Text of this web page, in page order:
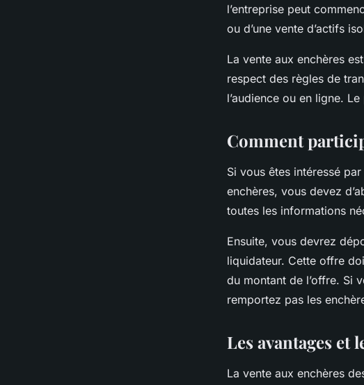
l’entreprise peut
ou d’une vente d’actifs
La vente aux enchères
respect des règles de
l’audience ou en ligne. Le
Comment
Si vous êtes intéressé par
enchères, vous devez
toutes les informations
Ensuite, vous devrez
liquidateur. Cette offre
du montant de l’offre. Si
remportez pas les
Les avantages et
La vente aux enchères